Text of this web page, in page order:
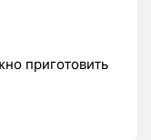
приготовить